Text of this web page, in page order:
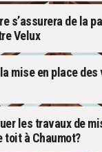
s’assurera de la
Velux
mise en place des
les travaux de
toit à Chaumot?